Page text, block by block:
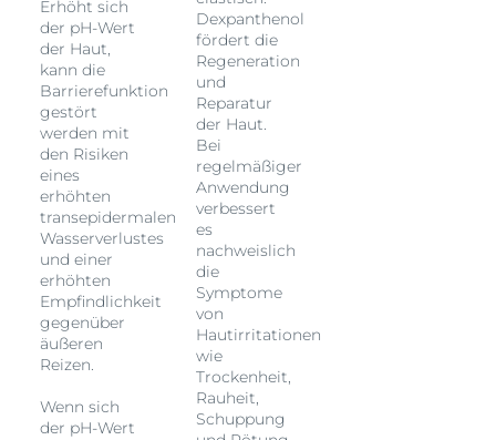
Erhöht sich
der pH-Wert
der Haut,
kann die
Barrierefunktion
gestört
werden mit
den Risiken
eines
erhöhten
transepidermalen
Wasserverlustes
und einer
erhöhten
Empfindlichkeit
gegenüber
äußeren
Reizen.
Wenn sich
der pH-Wert
Dexpanthenol
fördert die
Regeneration
und
Reparatur
der Haut.
Bei
regelmäßiger
Anwendung
verbessert
es
nachweislich
die
Symptome
von
Hautirritationen
wie
Trockenheit,
Rauheit,
Schuppung